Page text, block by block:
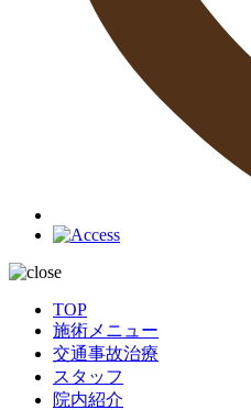
TOP
施術メニュー
交通事故治療
スタッフ
院内紹介